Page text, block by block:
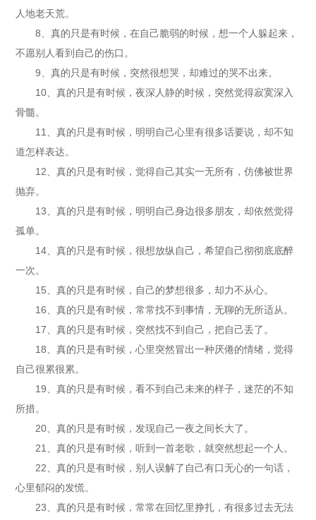
人地老天荒。
8、真的只是有时候，在自己脆弱的时候，想一个人躲起来，
不愿别人看到自己的伤口。
9、真的只是有时候，突然很想哭，却难过的哭不出来。
10、真的只是有时候，夜深人静的时候，突然觉得寂寞深入
骨髓。
11、真的只是有时候，明明自己心里有很多话要说，却不知
道怎样表达。
12、真的只是有时候，觉得自己其实一无所有，仿佛被世界
抛弃。
13、真的只是有时候，明明自己身边很多朋友，却依然觉得
孤单。
14、真的只是有时候，很想放纵自己，希望自己彻彻底底醉
一次。
15、真的只是有时候，自己的梦想很多，却力不从心。
16、真的只是有时候，常常找不到事情，无聊的无所适从。
17、真的只是有时候，突然找不到自己，把自己丢了。
18、真的只是有时候，心里突然冒出一种厌倦的情绪，觉得
自己很累很累。
19、真的只是有时候，看不到自己未来的样子，迷茫的不知
所措。
20、真的只是有时候，发现自己一夜之间长大了。
21、真的只是有时候，听到一首老歌，就突然想起一个人。
22、真的只是有时候，别人误解了自己有口无心的一句话，
心里郁闷的发慌。
23、真的只是有时候，常常在回忆里挣扎，有很多过去无法